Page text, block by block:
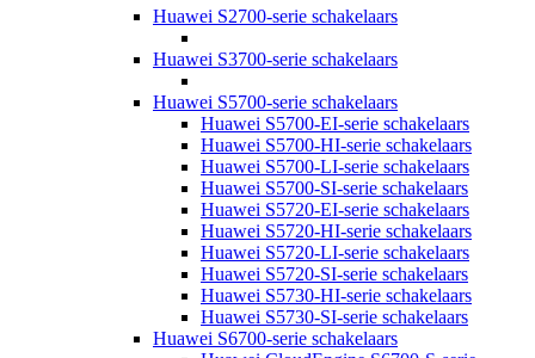
Huawei S2700-serie schakelaars
Huawei S3700-serie schakelaars
Huawei S5700-serie schakelaars
Huawei S5700-EI-serie schakelaars
Huawei S5700-HI-serie schakelaars
Huawei S5700-LI-serie schakelaars
Huawei S5700-SI-serie schakelaars
Huawei S5720-EI-serie schakelaars
Huawei S5720-HI-serie schakelaars
Huawei S5720-LI-serie schakelaars
Huawei S5720-SI-serie schakelaars
Huawei S5730-HI-serie schakelaars
Huawei S5730-SI-serie schakelaars
Huawei S6700-serie schakelaars